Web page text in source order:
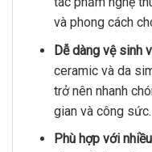
và phong cách
Dễ dàng vệ sinh
ceramic và da
trở nên nhanh
gian và công sức.
Phù hợp với